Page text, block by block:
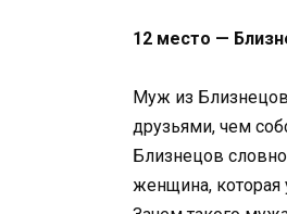
12 место —
Муж из
друзьями, чем
Близнецов
женщина, которая